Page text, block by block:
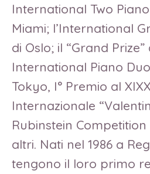
International Two
Miami; l’International
di Oslo; il “Grand Prize”
International Piano
Tokyo, I° Premio al
Internazionale
Rubinstein
altri. Nati nel 1986 a
tengono il loro primo